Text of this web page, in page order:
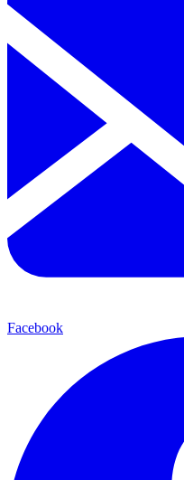
Facebook